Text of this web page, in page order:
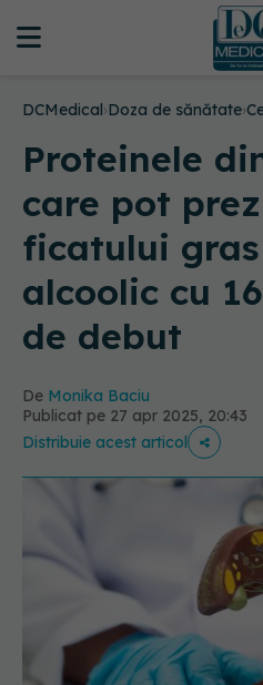
DCMedical›Doza de sănătate›
Proteinele
care pot
ficatului
alcoolic cu
de debut
De Monika Baciu
Publicat pe 27 apr 2025, 20:43
Distribuie acest articol